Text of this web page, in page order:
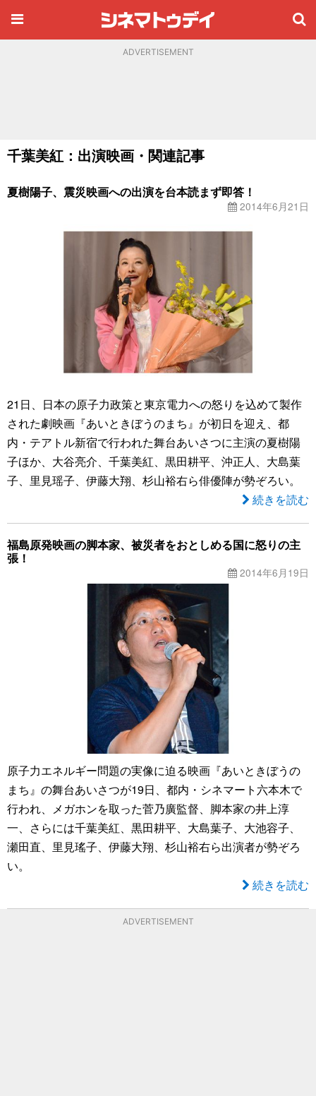
ADVERTISEMENT
千葉美紅：出演映画・関連記事
夏樹陽子、震災映画への出演を台本読まず即答！
2014年6月21日
21日、日本の原子力政策と東京電力への怒りを込めて製作
された劇映画『あいときぼうのまち』が初日を迎え、都
内・テアトル新宿で行われた舞台あいさつに主演の夏樹陽
子ほか、大谷亮介、千葉美紅、黒田耕平、沖正人、大島葉
子、里見瑶子、伊藤大翔、杉山裕右ら俳優陣が勢ぞろい。
続きを読む
福島原発映画の脚本家、被災者をおとしめる国に怒りの主
張！
2014年6月19日
原子力エネルギー問題の実像に迫る映画『あいときぼうの
まち』の舞台あいさつが19日、都内・シネマート六本木で
行われ、メガホンを取った菅乃廣監督、脚本家の井上淳
一、さらには千葉美紅、黒田耕平、大島葉子、大池容子、
瀬田直、里見瑤子、伊藤大翔、杉山裕右ら出演者が勢ぞろ
い。
続きを読む
ADVERTISEMENT